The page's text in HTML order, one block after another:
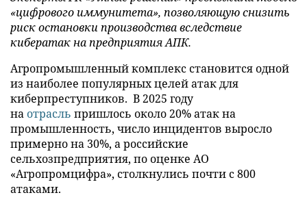
«цифрового иммунитета», позволяющую снизить
риск остановки производства вследствие
кибератак на предприятия АПК.
Агропромышленный комплекс становится одной
из наиболее популярных целей атак для
киберпреступников. В 2025 году
на отрасль пришлось около 20% атак на
промышленность, число инцидентов выросло
примерно на 30%, а российские
сельхозпредприятия, по оценке АО
«Агропромцифра», столкнулись почти с 800
атаками.